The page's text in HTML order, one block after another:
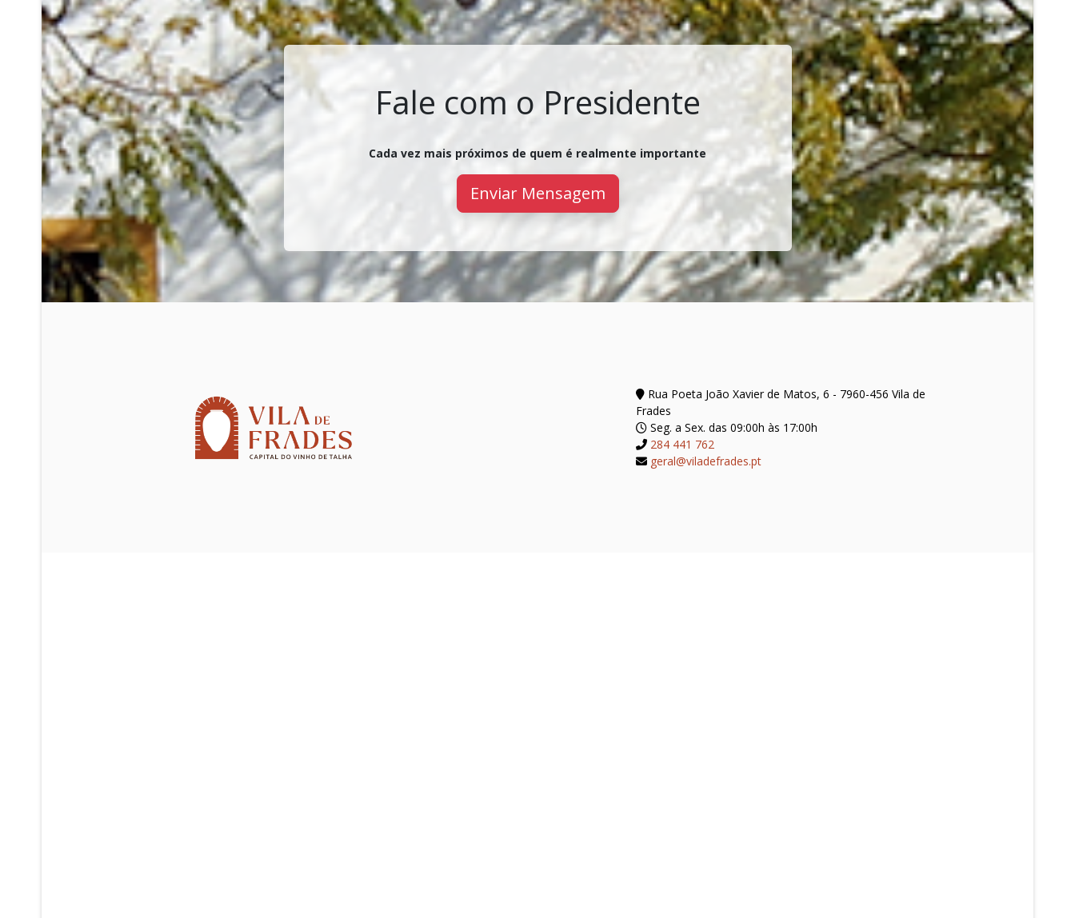
Fale com o Presidente
Cada vez mais próximos de quem é realmente importante
Enviar Mensagem
Rua Poeta João Xavier de Matos, 6 - 7960-456 Vila de
Frades
Seg. a Sex. das 09:00h às 17:00h
284 441 762
geral@viladefrades.pt